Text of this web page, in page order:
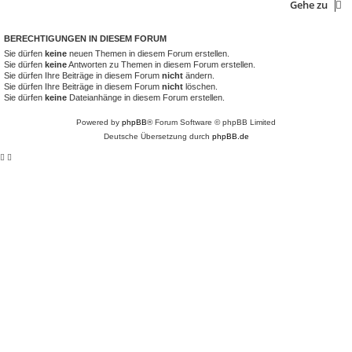
Gehe zu
BERECHTIGUNGEN IN DIESEM FORUM
Sie dürfen keine neuen Themen in diesem Forum erstellen.
Sie dürfen keineAntworten zu Themen in diesem Forum erstellen.
Sie dürfen Ihre Beiträge in diesem Forum nicht ändern.
Sie dürfen Ihre Beiträge in diesem Forum nicht löschen.
Sie dürfen keine Dateianhänge in diesem Forum erstellen.
Powered by phpBB® Forum Software © phpBB Limited
Deutsche Übersetzung durch phpBB.de